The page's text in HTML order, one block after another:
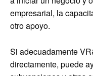
empresarial, la
otro apoyo.
Si adecuadamente
directamente, puede